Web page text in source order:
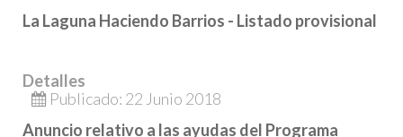
La Laguna Haciendo Barrios - Listado provisional
Detalles
Publicado: 22 Junio 2018
Anuncio relativo a las ayudas del Programa